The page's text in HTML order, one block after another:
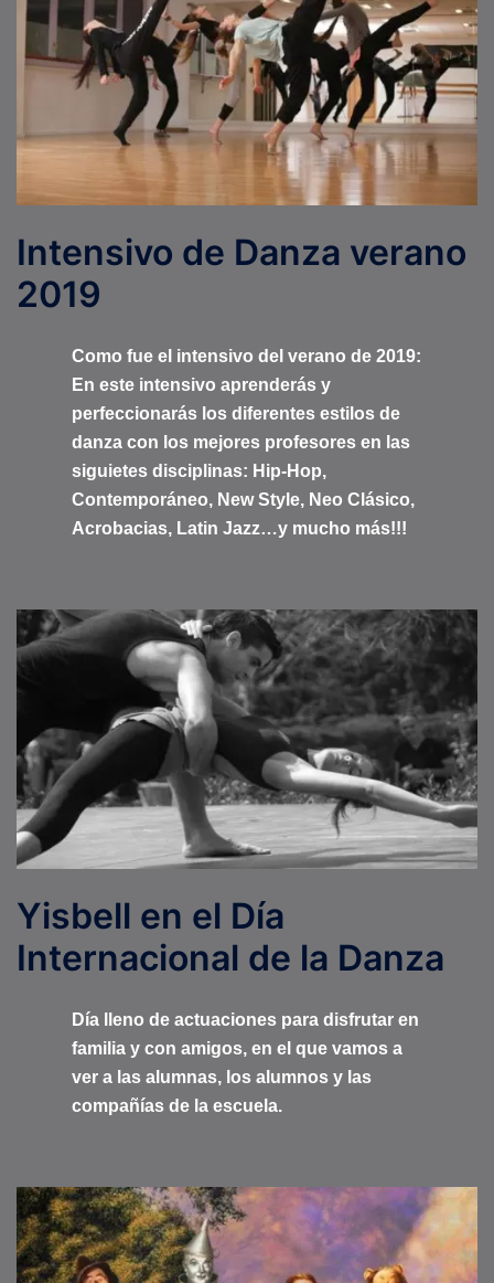
Intensivo de Danza verano
2019
Como fue el intensivo del verano de 2019:
En este intensivo aprenderás y
perfeccionarás los diferentes estilos de
danza con los mejores profesores en las
siguietes disciplinas: Hip-Hop,
Contemporáneo, New Style, Neo Clásico,
Acrobacias, Latin Jazz…y mucho más!!!
Yisbell en el Día
Internacional de la Danza
Día lleno de actuaciones para disfrutar en
familia y con amigos, en el que vamos a
ver a las alumnas, los alumnos y las
compañías de la escuela.